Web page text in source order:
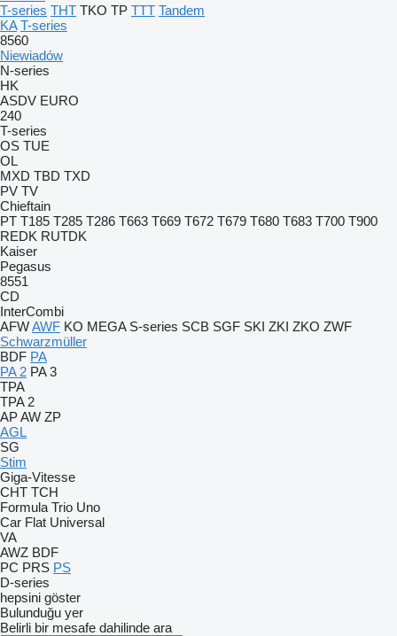
T-series THT TKO TP TTT Tandem
KA T-series
8560
Niewiadów
N-series
HK
ASDV EURO
240
T-series
OS TUE
OL
MXD TBD TXD
PV TV
Chieftain
PT T185 T285 T286 T663 T669 T672 T679 T680 T683 T700 T900
REDK RUTDK
Kaiser
Pegasus
8551
CD
InterCombi
AFWAWF KO MEGA S-series SCB SGF SKI ZKI ZKO ZWF
Schwarzmüller
BDF PA
PA 2 PA 3
TPA
TPA 2
APAW ZP
AGL
SG
Stim
Giga-Vitesse
CHT TCH
Formula Trio Uno
Car Flat Universal
VA
AWZ BDF
PC PRS PS
D-series
hepsini göster
Bulunduğu yer
Belirli bir mesafe dahilinde ara